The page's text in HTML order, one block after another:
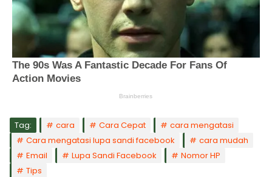
Tag: cara Cara Cepat
cara mengatasi
Cara mengatasi lupa sandi facebook
cara mudah
Email
Lupa Sandi Facebook
Nomor HP
Tips